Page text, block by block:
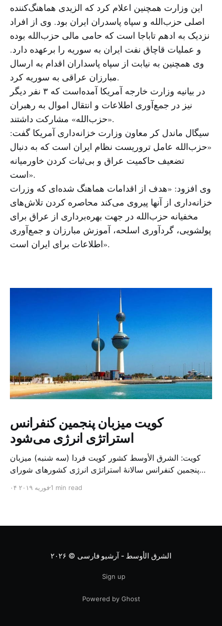
این وزارت همچنین اعلام کرد که الزیدی هماهنگ‌کننده
اصلی حزب‌الله و سپاه پاسدران ایران بود. وی از افراد
نزدیک به ادهم تاباجا است که حامی مالی حزب‌الله بوده
و عملیات قاچاق نفت ایران به سوریه را برعهده دارد.
وی همچنین به نیابت از سپاه پاسداران اقدام به ارسال
مبارزان عراقی به سوریه کرد.
در بیانیه وزارت خارجه آمریکا آمده‌است که ۳ نفر دیگر
نیز در جمع‌آوری اطلاعات و انتقال اموال به رهبران
«حزب‌الله» مشارکت داشتند.
سیگال ماندل کر معاون وزارت خزانه‌داری آمریکا گفت:
«حزب‌الله عامل تروریست نظام ایران است که به دنبال
تضعیف حاکمیت عراق و بی‌ثبات کردن خاورمیانه
است».
وی افزود: «هدف از اقدامات هماهنگ شده‌ای که وزرات
خزانه‌داری از آنها پیروی می‌کند محاصره کردن تلاش‌های
مخفیانه حزب‌الله در جهت بهره‌برداری از عراق برای
پولشویی، گردآوری اسلحه، آموزش مبارزان و جمع‌آوری
اطلاعات برای ایران است».
کویت میزبان پنجمین کنفرانس
استراتژی انرژی می‌شود
کویت: الشرق الأوسط کشور کویت فردا (سه شنبه) میزبان
پنجمین کنفرانس سالانهٔ استراتژی انرژی کشورهای شورای
متخصص از شرکت‌های جهانی نفت و گاز در این کنفرانس
۰۴ فوریه ۲۰۱۹1 min read
الشرق الأوسط - آرشیو فارسی © ۲۰۲۶
Sign up
Powered by Ghost